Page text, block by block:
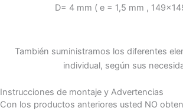
D= 4 mm ( e = 1,5 mm ,
También suministramos los diferentes
individual, según sus
Instrucciones de montaje y Advertencias
Con los productos anteriores usted NO